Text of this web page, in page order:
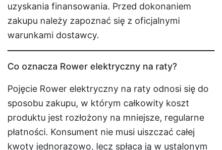
uzyskania finansowania. Przed dokonaniem
zakupu należy zapoznać się z oficjalnymi
warunkami dostawcy.
Co oznacza Rower elektryczny na raty?
Pojęcie Rower elektryczny na raty odnosi się do
sposobu zakupu, w którym całkowity koszt
produktu jest rozłożony na mniejsze, regularne
płatności. Konsument nie musi uiszczać całej
kwoty jednorazowo, lecz spłaca ją w ustalonym